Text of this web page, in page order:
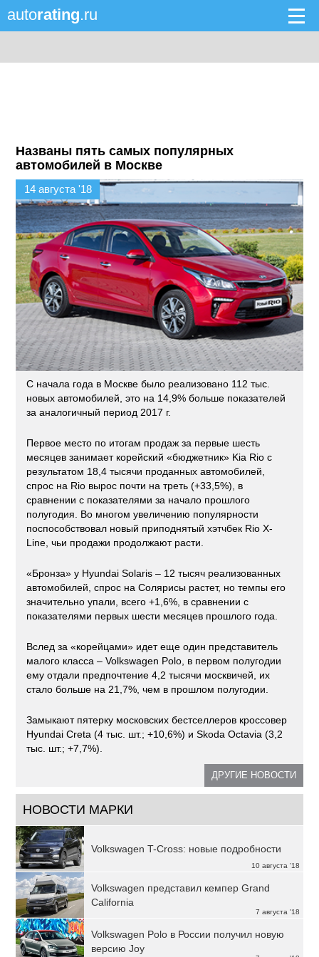
autorating.ru
Названы пять самых популярных
автомобилей в Москве
14 августа '18
С начала года в Москве было реализовано 112 тыс.
новых автомобилей, это на 14,9% больше показателей
за аналогичный период 2017 г.
Первое место по итогам продаж за первые шесть
месяцев занимает корейский «бюджетник» Kia Rio с
результатом 18,4 тысячи проданных автомобилей,
спрос на Rio вырос почти на треть (+33,5%), в
сравнении с показателями за начало прошлого
полугодия. Во многом увеличению популярности
поспособствовал новый приподнятый хэтчбек Rio X-
Line, чьи продажи продолжают расти.
«Бронза» у Hyundai Solaris – 12 тысяч реализованных
автомобилей, спрос на Солярисы растет, но темпы его
значительно упали, всего +1,6%, в сравнении с
показателями первых шести месяцев прошлого года.
Вслед за «корейцами» идет еще один представитель
малого класса – Volkswagen Polo, в первом полугодии
ему отдали предпочтение 4,2 тысячи москвичей, их
стало больше на 21,7%, чем в прошлом полугодии.
Замыкают пятерку московских бестселлеров кроссовер
Hyundai Creta (4 тыс. шт.; +10,6%) и Skoda Octavia (3,2
тыс. шт.; +7,7%).
ДРУГИЕ НОВОСТИ
НОВОСТИ МАРКИ
10 августа '18
Volkswagen T-Cross: новые подробности
7 августа '18
Volkswagen представил кемпер Grand
California
Volkswagen Polo в России получил новую
версию Joy